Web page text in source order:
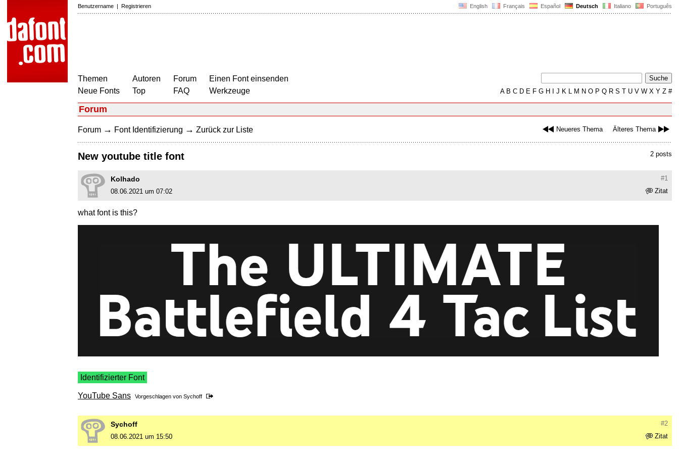
English Français Español Deutsch Italiano Português
Benutzername | Registrieren
Themen
Neue Fonts
Autoren
Top
Forum
FAQ
Einen Font einsenden
Werkzeuge
AB C D E F G H J K L M N O P Q R S T U V W X Y Z #
Forum
Neueres Thema Älteres Thema
Forum → Font Identifizierung → Zurück zur Liste
2 posts
New youtube title font
#1
Kolhado
Zitat
08.06.2021 um 07:02
what font is this?
Identifizierter Font
YouTube Sans Vorgeschlagen von Sychoff
#2
Sychoff
Zitat
08.06.2021 um 15:50